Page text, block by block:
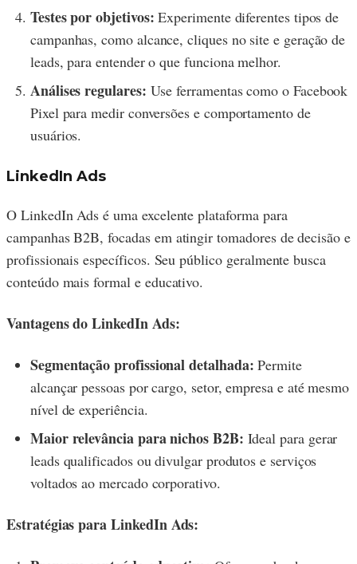
Testes por objetivos: Experimente diferentes tipos de
campanhas, como alcance, cliques no site e geração de
leads, para entender o que funciona melhor.
Análises regulares: Use ferramentas como o Facebook
Pixel para medir conversões e comportamento de
usuários.
LinkedIn Ads
O LinkedIn Ads é uma excelente plataforma para
campanhas B2B, focadas em atingir tomadores de decisão e
profissionais específicos. Seu público geralmente busca
conteúdo mais formal e educativo.
Vantagens do LinkedIn Ads:
Segmentação profissional detalhada: Permite
alcançar pessoas por cargo, setor, empresa e até mesmo
nível de experiência.
Maior relevância para nichos B2B: Ideal para gerar
leads qualificados ou divulgar produtos e serviços
voltados ao mercado corporativo.
Estratégias para LinkedIn Ads: